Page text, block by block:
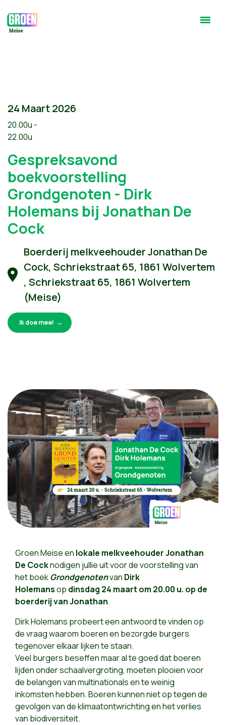
24 Maart 2026
20.00u -
22.00u
Gespreksavond
boekvoorstelling
Grondgenoten - Dirk
Holemans bij Jonathan De
Cock
Boerderij melkveehouder Jonathan De
Cock, Schriekstraat 65, 1861 Wolvertem
, Schriekstraat 65, 1861 Wolvertem
(Meise)
Ik doe mee!
Groen Meise en lokale melkveehouderJonathan
De Cocknodigen jullie uit voor de voorstelling van
het boekGrondgenotenvan Dirk
Holemansop dinsdag 24 maart om 20.00 u. op de
boerderij van Jonathan.
Dirk Holemans probeert een antwoord te vinden op
de vraag waarom boeren en bezorgde burgers
tegenover elkaar lijken te staan.
Veel burgers beseffen maar al te goed dat boeren
lijden onder schaalvergroting, moeten plooien voor
de belangen van multinationals en te weinig
inkomsten hebben. Boeren kunnen niet op tegen de
gevolgen van de klimaatontwrichting en het verlies
van biodiversiteit.